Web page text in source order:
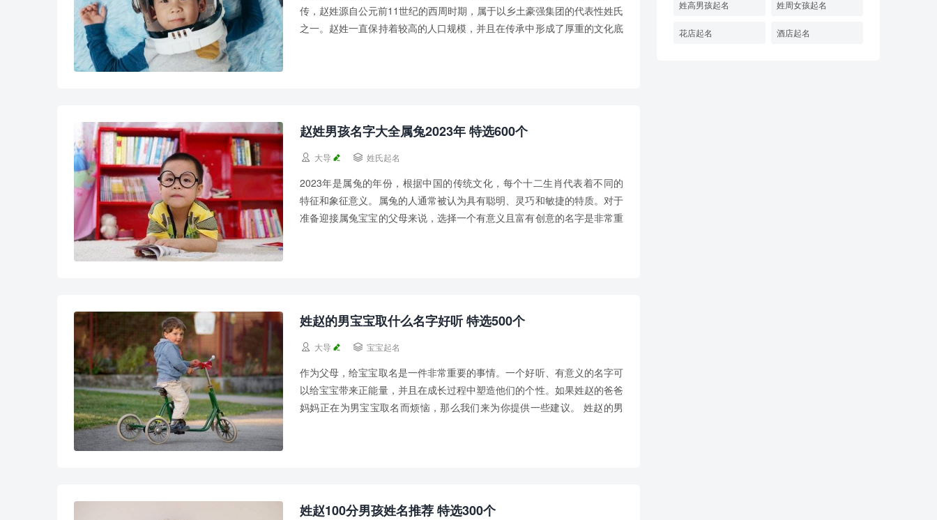
传，赵姓源自公元前11世纪的西周时期，属于以乡土豪强集团的代表性姓氏
之一。赵姓一直保持着较高的人口规模，并且在传承中形成了厚重的文化底
赵姓男孩名字大全属兔2023年 特选600个
 大导  姓氏起名
2023年是属兔的年份，根据中国的传统文化，每个十二生肖代表着不同的
特征和象征意义。属兔的人通常被认为具有聪明、灵巧和敏捷的特质。对于
准备迎接属兔宝宝的父母来说，选择一个有意义且富有创意的名字是非常重
姓赵的男宝宝取什么名字好听 特选500个
 大导  宝宝起名
作为父母，给宝宝取名是一件非常重要的事情。一个好听、有意义的名字可
以给宝宝带来正能量，并且在成长过程中塑造他们的个性。如果姓赵的爸爸
妈妈正在为男宝宝取名而烦恼，那么我们来为你提供一些建议。 姓赵的男
姓赵100分男孩姓名推荐 特选300个
姓高男孩起名 姓周女孩起名
花店起名 酒店起名